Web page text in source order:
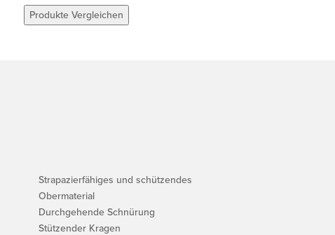
Produkte Vergleichen
Strapazierfähiges und schützendes
Obermaterial
Durchgehende Schnürung
Stützender Kragen